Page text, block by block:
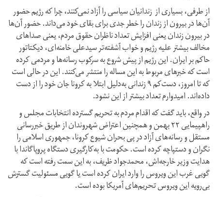
از طرفی، بسیاری از زندانیان سیاسی را آزاد نمی‌کنند، چرا که رژیم حضور
آن‌ها در بیرون از زندان را خطر جدی برای بقای خود می‌داند. حضور آن‌ها
در بیرون زندان یعنی افزایش تعداد ناظران حقوق مردم، یعنی صداهای
مخالف بیشتر علیه رژیم و خواب آشفته‌تر سید‌علی خامنه‌ای، دیکتاتور
حاکم بر ایران. این رژیم از پیش‌ شروع به سرکوب رسانه‌ها و مردمی کرده
است که خبرهای مربوط به این مساله را منتشر می‌کنند. این در حالی است
که تا امروز، دست‌کم ۹ زندانی به‌دلیل ابتلا به کرونا جان خود را از دست
داده‌اند. امیدوارم تعداد بیشتر از این نشود.
در واقع، باید گفت که اقدام مردم به تحریم گسترده انتخابات مجلس و
راهپیمایی ۲۲ بهمن و همچنین اعتراض شهروندان از طریق خبررسانی
مستقل و رسانه‌های آزاد در پی بحران شیوع کرونا، جمهوری اسلامی را
نگران و دستپاچه کرده است. حکومت با به‌کارگیری دستگاه پروپاگاندا با
هدایت وزیر خارجه‌اش، محمد‌جواد ظریف، به این سمت رفته است که
گویی غرب این ویروس را وارد ایران کرده است یا گویی مسئولیت گسترش
بی‌رویه این ویروس تحریم‌های آمریکا بوده است.